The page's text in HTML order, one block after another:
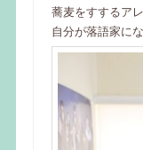
蕎麦をすするア
自分が落語家に